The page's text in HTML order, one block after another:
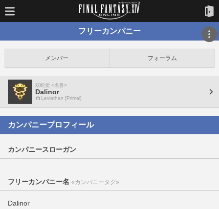
フリーカンパニー
メンバー フォーラム
双蛇党 <名誉>
Dalinor
Leviathan [Primal]
カンパニープロフィール
カンパニースローガン
フリーカンパニー名 «カンパニータグ»
Dalinor